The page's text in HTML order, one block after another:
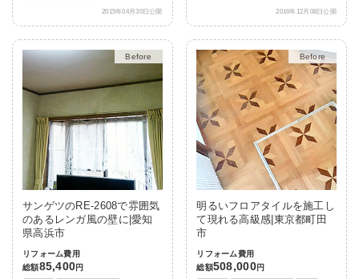
2015年04月30日公開 2016年12月08日公開
After
サンゲツのRE-2608で雰囲気
のあるレンガ風の壁に|愛知
県高浜市
リフォーム費用
総額85,400円
After
明るいフロアタイルを施工し
て現れる高級感|東京都町田
市
リフォーム費用
総額508,000円